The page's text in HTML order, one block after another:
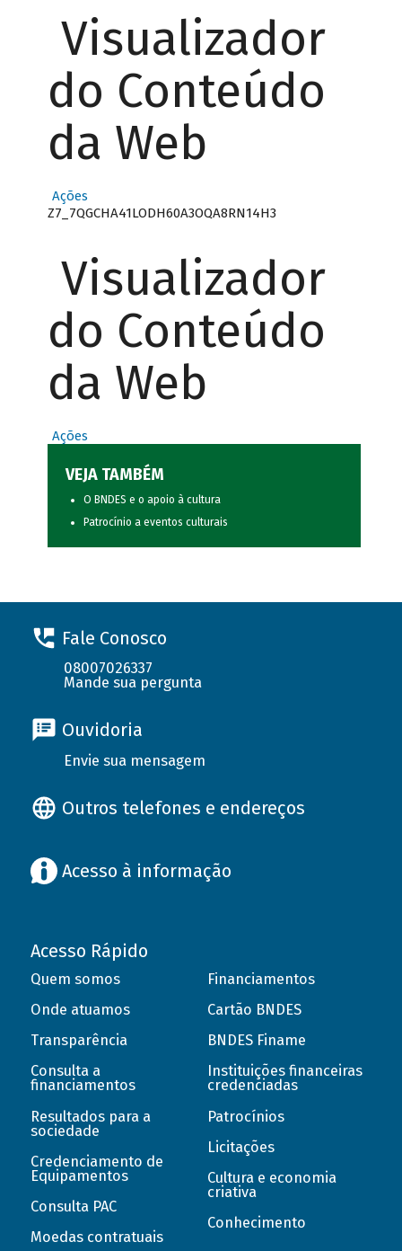
Visualizador
do Conteúdo
da Web
Ações
Z7_7QGCHA41LODH60A3OQA8RN14H3
Visualizador
do Conteúdo
da Web
Ações
VEJA TAMBÉM
O BNDES e o apoio à cultura
Patrocínio a eventos culturais
Fale Conosco
08007026337
Mande sua pergunta
Ouvidoria
Envie sua mensagem
Outros telefones e endereços
Acesso à informação
Acesso Rápido
Quem somos
Onde atuamos
Transparência
Consulta a
financiamentos
Resultados para a
sociedade
Credenciamento de
Equipamentos
Consulta PAC
Moedas contratuais
Financiamentos
Cartão BNDES
BNDES Finame
Instituições financeiras
credenciadas
Patrocínios
Licitações
Cultura e economia
criativa
Conhecimento